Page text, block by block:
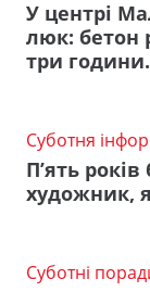
У центрі
люк: бетон
три
Суботня
П’ять
художник,
Суботні